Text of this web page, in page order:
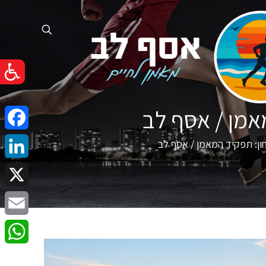
/ אסף לב
תפקיד המאמן / אסף לב
X
Email